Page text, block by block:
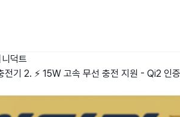
덕트
기 2. ⚡ 15W 고속 무선 충전 지원 - Qi2